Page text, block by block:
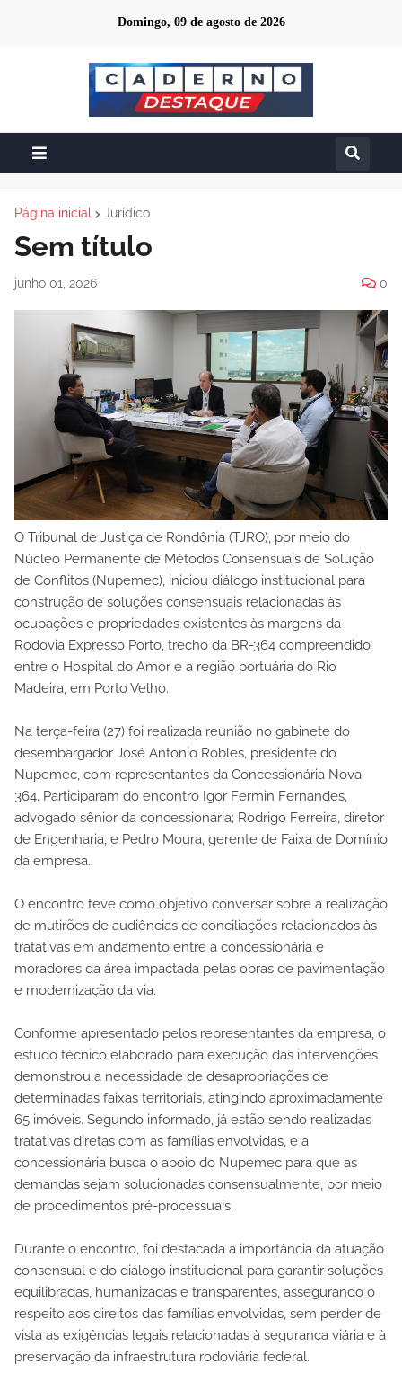
Domingo, 09 de agosto de 2026
Página inicial Jurídico
Sem título
junho 01, 2026 0
O Tribunal de Justiça de Rondônia (TJRO), por meio do
Núcleo Permanente de Métodos Consensuais de Solução
de Conflitos (Nupemec), iniciou diálogo institucional para
construção de soluções consensuais relacionadas às
ocupações e propriedades existentes às margens da
Rodovia Expresso Porto, trecho da BR-364 compreendido
entre o Hospital do Amor e a região portuária do Rio
Madeira, em Porto Velho.
Na terça-feira (27) foi realizada reunião no gabinete do
desembargador José Antonio Robles, presidente do
Nupemec, com representantes da Concessionária Nova
364. Participaram do encontro Igor Fermin Fernandes,
advogado sênior da concessionária; Rodrigo Ferreira, diretor
de Engenharia, e Pedro Moura, gerente de Faixa de Domínio
da empresa.
O encontro teve como objetivo conversar sobre a realização
de mutirões de audiências de conciliações relacionados às
tratativas em andamento entre a concessionária e
moradores da área impactada pelas obras de pavimentação
e modernização da via.
Conforme apresentado pelos representantes da empresa, o
estudo técnico elaborado para execução das intervenções
demonstrou a necessidade de desapropriações de
determinadas faixas territoriais, atingindo aproximadamente
65 imóveis. Segundo informado, já estão sendo realizadas
tratativas diretas com as famílias envolvidas, e a
concessionária busca o apoio do Nupemec para que as
demandas sejam solucionadas consensualmente, por meio
de procedimentos pré-processuais.
Durante o encontro, foi destacada a importância da atuação
consensual e do diálogo institucional para garantir soluções
equilibradas, humanizadas e transparentes, assegurando o
respeito aos direitos das famílias envolvidas, sem perder de
vista as exigências legais relacionadas à segurança viária e à
preservação da infraestrutura rodoviária federal.